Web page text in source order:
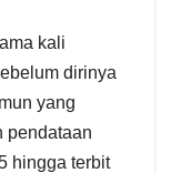
kali
dirinya
yang
pendataan
hingga terbit